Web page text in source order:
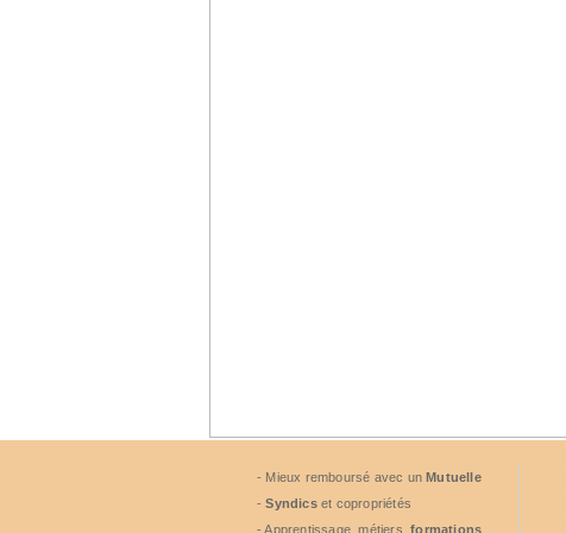
- Mieux remboursé avec unMutuelle
-Syndicset copropriétés
- Apprentissage, métiers,formations